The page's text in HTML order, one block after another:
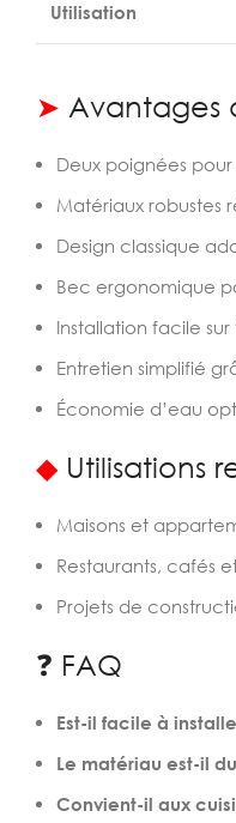
Utilisation
➤ Avantages
Deux poignées
Matériaux robustes
Design classique
Bec ergonomique
Installation facile
Entretien simplifié
Économie d’eau
◆Utilisations
Maisons et
Restaurants, cafés
Projets de
❓ FAQ
Est-il facile à
Le matériau est-il
Convient-il aux